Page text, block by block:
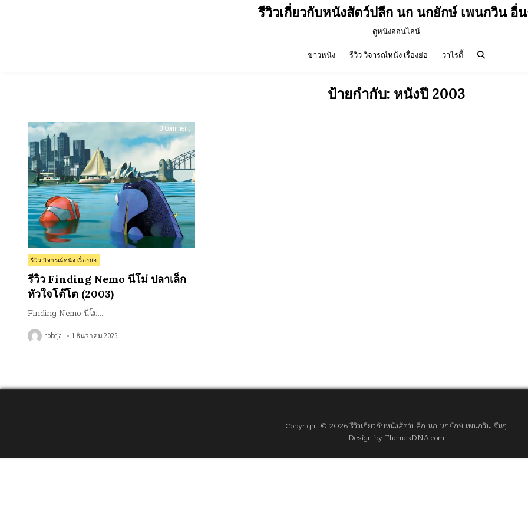
รีวิวเกี่ยวกับหนังสัตว์ปลีก นก นกยักษ์ เพนกวิน อื่
ดูหนังออนไลน์
ข่าวหนัง รีวิว วิจารณ์หนัง เรื่องย่อ วาไรตี้
ป้ายกำกับ: หนังปี 2003
0 Commenton
รีวิว
Nemo
นี
ปลา
เล็ก
หัว
ใจ
โต๊
โต
(2003)
Posted
in
รีวิว วิจารณ์หนัง เรื่องย่อ
รีวิว Finding Nemo นีโม่ ปลาเล็ก
หัวใจโต๊โต (2003)
Finding Nemo นีโม…
nobeja 1 ธันวาคม 2025
Copyright © 2026 รีวิวเกี่ยวกับหนังสัตว์ปลีก นก นกยักษ์ เพนกวิน อื่นๆ
Design by ThemesDNA.com